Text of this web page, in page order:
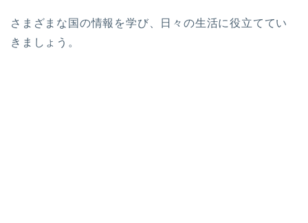
さまざまな国の情報を学び、日々の生活に役立ててい
きましょう。